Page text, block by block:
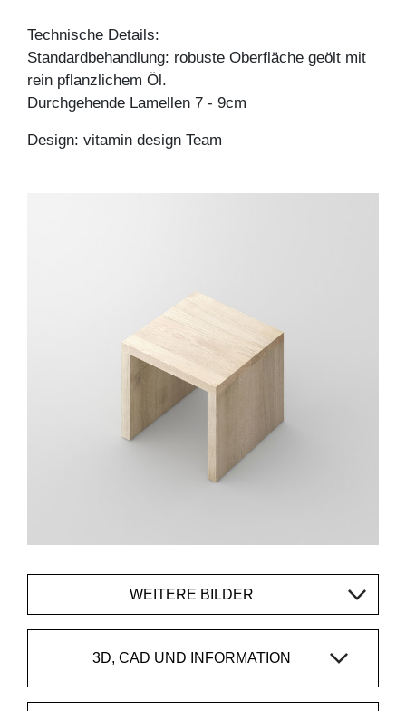
Technische Details:
Standardbehandlung: robuste Oberfläche geölt mit
rein pflanzlichem Öl.
Durchgehende Lamellen 7 - 9cm
Design: vitamin design Team
WEITERE BILDER
3D, CAD UND INFORMATION